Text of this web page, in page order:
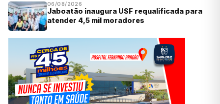
06/08/2026
Jaboatão inaugura USF requalificada para
atender 4,5 mil moradores